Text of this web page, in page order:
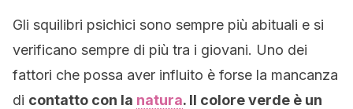
Gli squilibri psichici sono sempre più abituali e si
verificano sempre di più tra i giovani. Uno dei
fattori che possa aver influito è forse la mancanza
di contatto con la natura. Il colore verde è un